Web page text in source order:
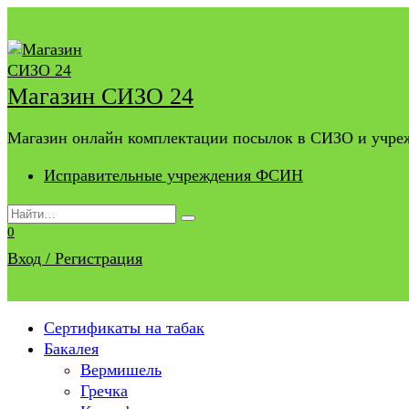
к
содержанию
Магазин СИЗО 24
Магазин онлайн комплектации посылок в СИЗО и
Исправительные учреждения ФСИН
Search
for:
0
Вход / Регистрация
Сертификаты на табак
Бакалея
Вермишель
Гречка